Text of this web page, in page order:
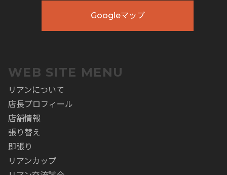
Googleマップ
WEB SITE MENU
リアンについて
店長プロフィール
店舗情報
張り替え
即張り
リアンカップ